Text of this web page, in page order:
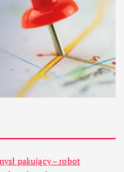
pakujący – robot